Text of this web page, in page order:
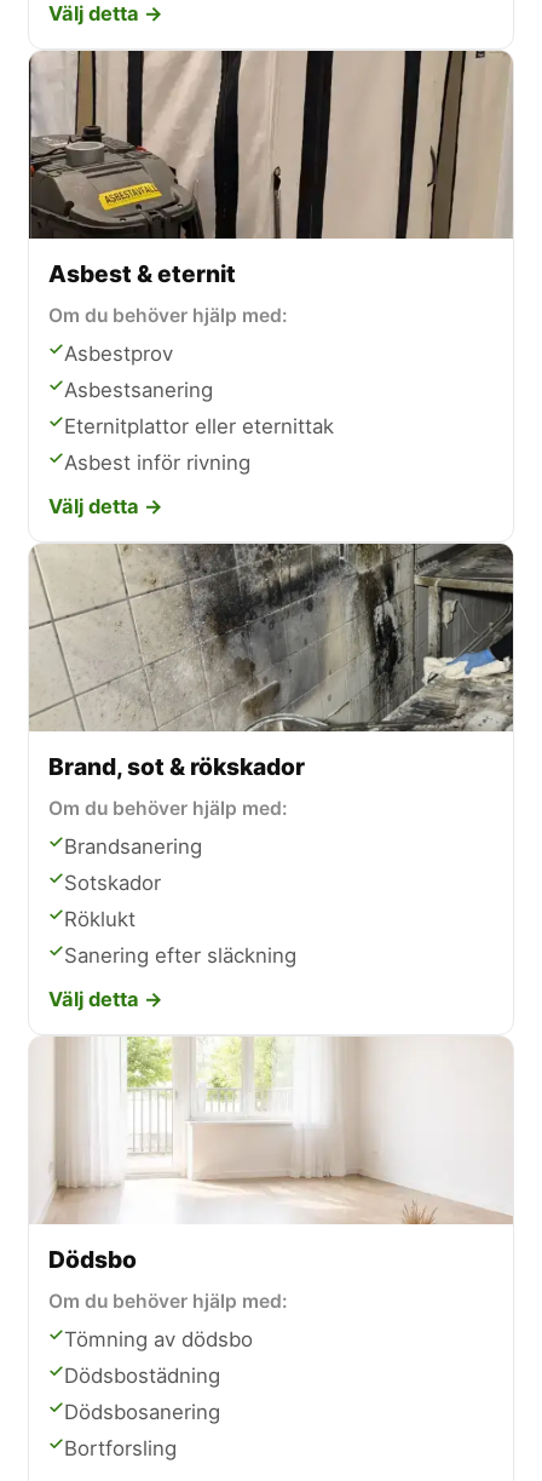
Välj detta →
Asbest & eternit
Om du behöver hjälp med:
Asbestprov
Asbestsanering
Eternitplattor eller eternittak
Asbest inför rivning
Välj detta →
Brand, sot & rökskador
Om du behöver hjälp med:
Brandsanering
Sotskador
Röklukt
Sanering efter släckning
Välj detta →
Dödsbo
Om du behöver hjälp med:
Tömning av dödsbo
Dödsbostädning
Dödsbosanering
Bortforsling